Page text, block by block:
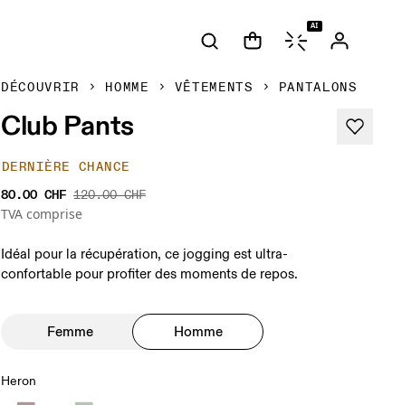
AI
DÉCOUVRIR HOMME VÊTEMENTS PANTALONS
Club Pants
DERNIÈRE CHANCE
80.00 CHF 120.00 CHF
TVA comprise
Idéal pour la récupération, ce jogging est ultra-
confortable pour profiter des moments de repos.
Femme Homme
Heron